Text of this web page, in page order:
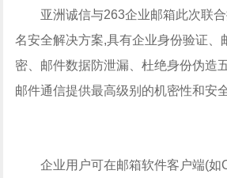
亚洲诚信与263企业邮箱此次联合
名安全解决方案,具有企业身份验证、
密、邮件数据防泄漏、杜绝身份伪造
邮件通信提供最高级别的机密性和安
企业用户可在邮箱软件客户端(如